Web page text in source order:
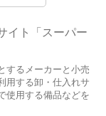
イト「スーパー
するメーカーと小売
用する卸・仕入れサ
使用する備品などを